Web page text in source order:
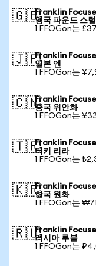
🇬🇧Franklin
영국 파운드 스
1 FFOGon는
🇯🇵Franklin
일본 엔
1 FFOGon는
🇨🇳Franklin
중국 위안화
1 FFOGon는
🇹🇷Franklin
터키 리라
1 FFOGon는
🇰🇷Franklin
한국 원화
1 FFOGon는
🇷🇺Franklin
러시아 루블
1 FFOGon는